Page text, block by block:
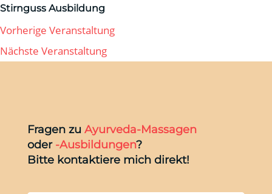
Stirnguss Ausbildung
Vorherige Veranstaltung
Nächste Veranstaltung
Fragen zu Ayurveda-Massagen
oder -Ausbildungen?
Bitte kontaktiere mich direkt!